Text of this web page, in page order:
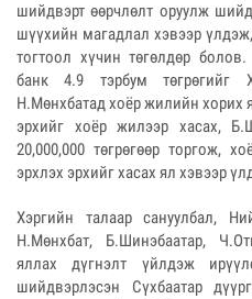
шийдвэрт өөрчлөлт оруулж
шүүхийн магадлал хэвээр
тогтоол хүчин төгөлдөр
банк 4.9 тэрбум төгрөгийг
Н.Мөнхбатад хоёр жилийн хорих
эрхийг хоёр жилээр хасах,
20,000,000 төгрөгөөр торгож,
эрхлэх эрхийг хасах ял хэвээр
Хэргийн талаар сануулбал,
Н.Мөнхбат, Б.Шинэбаатар,
яллах дүгнэлт үйлдэж
шийдвэрлэсэн Сүхбаатар